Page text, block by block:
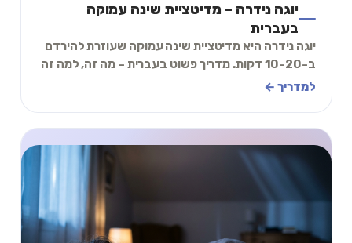
יוגה נידרה – מדיטציית שינה עמוקה
בעברית
יוגה נידרה היא מדיטציית שינה עמוקה שעוזרת להירדם
ב-10-20 דקות. מדריך פשוט בעברית – מה זה, למה זה
עובד, ותרגיל מעשי של 2 דקות.
למדריך ←